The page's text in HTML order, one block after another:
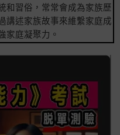
和習俗，常常會成為家族歷
講述家族故事來維繫家庭成
家庭凝聚力。